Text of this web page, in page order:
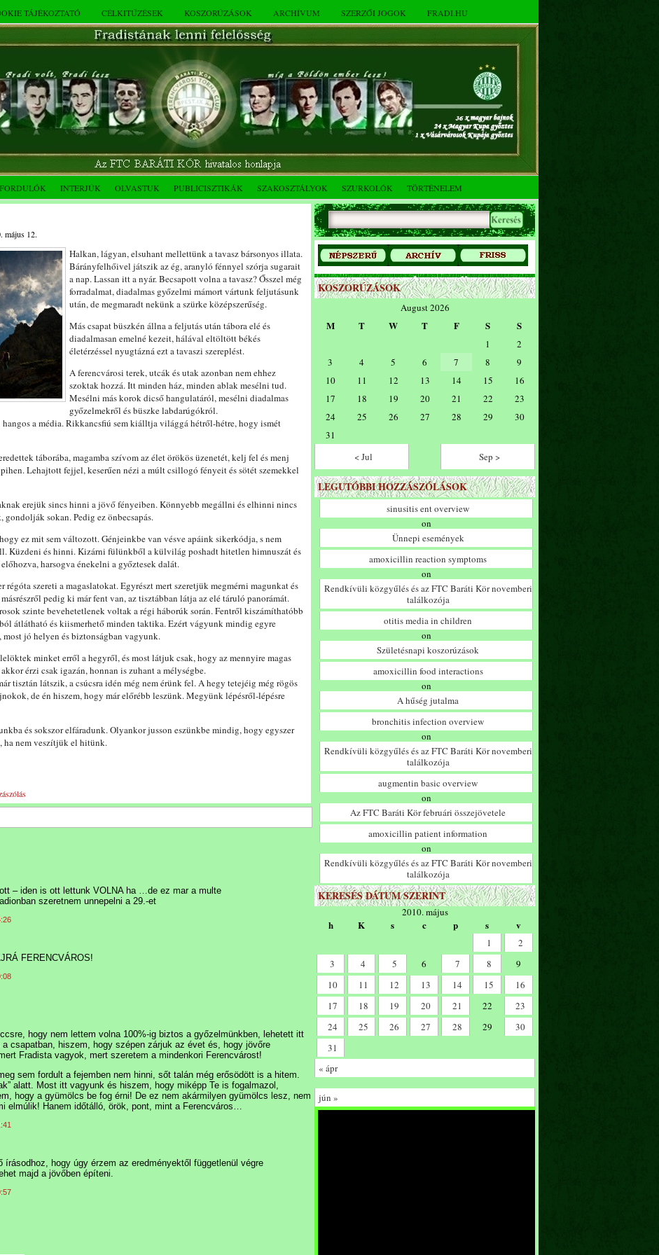
TÁJÉKOZTATÓ CÉLKITŰZÉSEK KOSZORÚZÁSOK ARCHÍVUM SZERZŐI JOGOK FRADI.HU
INTERJÚK OLVASTUK PUBLICISZTIKÁK SZAKOSZTÁLYOK SZURKOLÓK TÖRTÉNELEM
május 12.
Halkan, lágyan, elsuhant mellettünk a tavasz bársonyos illata.
Bárányfelhőivel játszik az ég, aranyló fénnyel szórja sugarait
a nap. Lassan itt a nyár. Becsapott volna a tavasz? Ősszel még
forradalmat, diadalmas győzelmi mámort vártunk feljutásunk
után, de megmaradt nekünk a szürke középszerűség.
Más csapat büszkén állna a feljutás után tábora elé és
diadalmasan emelné kezeit, hálával eltöltött békés
életérzéssel nyugtázná ezt a tavaszi szereplést.
A ferencvárosi terek, utcák és utak azonban nem ehhez
szoktak hozzá. Itt minden ház, minden ablak mesélni tud.
Mesélni más korok dicső hangulatáról, mesélni diadalmas
győzelmekről és büszke labdarúgókról.
a média. Rikkancsfiú sem kiálltja világgá hétről-hétre, hogy ismét
táborába, magamba szívom az élet örökös üzenetét, kelj fel és menj
Lehajtott fejjel, keserűen nézi a múlt csillogó fényeit és sötét szemekkel
erejük sincs hinni a jövő fényeiben. Könnyebb megállni és elhinni nincs
sokan. Pedig ez önbecsapás.
ez mit sem változott. Génjeinkbe van vésve apáink sikerkódja, s nem
Küzdeni és hinni. Kizárni fülünkből a külvilág poshadt hitetlen himnuszát és
harsogva énekelni a győztesek dalát.
szereti a magaslatokat. Egyrészt mert szeretjük megmérni magunkat és
pedig ki már fent van, az tisztábban látja az elé táruló panorámát.
szinte bevehetetlenek voltak a régi háborúk során. Fentről kiszámíthatóbb
átlátható és kiismerhető minden taktika. Ezért vágyunk mindig egyre
most jó helyen és biztonságban vagyunk.
minket erről a hegyről, és most látjuk csak, hogy az mennyire magas
érzi csak igazán, honnan is zuhant a mélységbe.
tisztán látszik, a csúcsra idén még nem érünk fel. A hegy tetejéig még rögös
de én hiszem, hogy már előrébb leszünk. Megyünk lépésről-lépésre
és sokszor elfáradunk. Olyankor jusson eszünkbe mindig, hogy egyszer
ha nem veszítjük el hitünk.
– iden is ott lettunk VOLNA ha …de ez mar a multe
szeretnem unnepelni a 29.-et
FERENCVÁROS!
hogy nem lettem volna 100%-ig biztos a győzelmünkben, lehetett itt
csapatban, hiszem, hogy szépen zárjuk az évet és, hogy jövőre
Fradista vagyok, mert szeretem a mindenkori Ferencvárost!
sem fordult a fejemben nem hinni, sőt talán még erősödött is a hitem.
alatt. Most itt vagyunk és hiszem, hogy miképp Te is fogalmazol,
hogy a gyümölcs be fog érni! De ez nem akármilyen gyümölcs lesz, nem
elmúlik! Hanem időtálló, örök, pont, mint a Ferencváros…
hogy úgy érzem az eredményektől függetlenül végre
majd a jövőben építeni.
KOSZORÚZÁSOK
August 2026
M T W T F S S
1
2
3
4 5 6 7 8
9
10
11 12 13 14 15
16
17
18 19 20 21 22
23
24
25 26 27 28 29
30
31
< Jul
Sep >
LEGUTÓBBI HOZZÁSZÓLÁSOK
sinusitis ent overview
on
Ünnepi események
amoxicillin reaction symptoms
on
Rendkívüli közgyűlés és az FTC Baráti Kör novemberi
találkozója
otitis media in children
on
Születésnapi koszorúzások
amoxicillin food interactions
on
A hűség jutalma
bronchitis infection overview
on
Rendkívüli közgyűlés és az FTC Baráti Kör novemberi
találkozója
augmentin basic overview
on
Az FTC Baráti Kör februári összejövetele
amoxicillin patient information
on
Rendkívüli közgyűlés és az FTC Baráti Kör novemberi
találkozója
KERESÉS DÁTUM SZERINT
2010. május
h K s c p s v
1
2
3
4 5 6 7 8
9
10
11 12 13 14 15
16
17
18 19 20 21 22
23
24
25 26 27 28 29
30
31
« ápr
jún »